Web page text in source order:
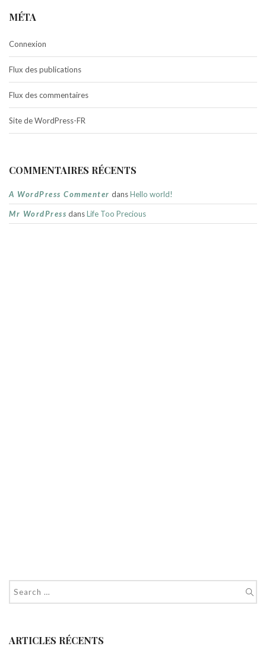
MÉTA
Connexion
Flux des publications
Flux des commentaires
Site de WordPress-FR
COMMENTAIRES RÉCENTS
A WordPress Commenter dansHello world!
Mr WordPress dansLife Too Precious
ARTICLES RÉCENTS